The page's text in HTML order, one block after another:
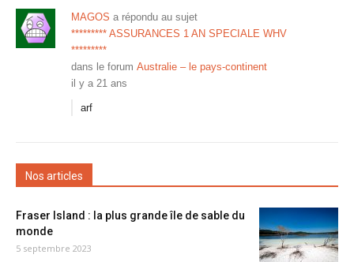
MAGOS a répondu au sujet
********* ASSURANCES 1 AN SPECIALE WHV
*********
dans le forum Australie – le pays-continent
il y a 21 ans
arf
Nos articles
Fraser Island : la plus grande île de sable du
monde
5 septembre 2023